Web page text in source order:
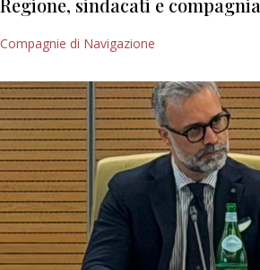
Regione, sindacati e compagnia
Compagnie di Navigazione